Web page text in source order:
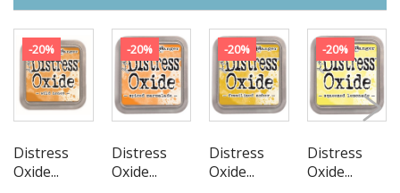
-20%
Distress
Oxide...
-20%
Distress
Oxide...
-20%
Distress
Oxide...
-20%
Distress
Oxide...